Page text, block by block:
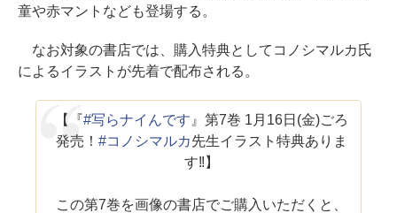
童や赤マントなども登場する。
なお対象の書店では、購入特典としてコノシマルカ氏
によるイラストが先着で配布される。
【『#写らナイんです 』第7巻 1月16日(金)ごろ
発売！#コノシマルカ先生イラスト特典ありま
す!!】
この第7巻を画像の書店でご購入いただくと、